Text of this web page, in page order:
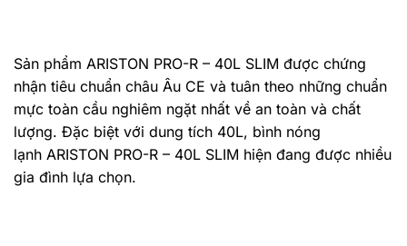
Sản phẩm ARISTON PRO-R – 40L SLIM được chứng
nhận tiêu chuẩn châu Âu CE và tuân theo những chuẩn
mực toàn cầu nghiêm ngặt nhất về an toàn và chất
lượng. Đặc biệt với dung tích 40L, bình nóng
lạnh ARISTON PRO-R – 40L SLIM hiện đang được nhiều
gia đình lựa chọn.